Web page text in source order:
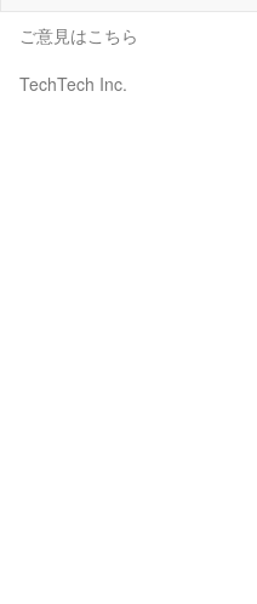
ご意見はこちら
TechTech Inc.